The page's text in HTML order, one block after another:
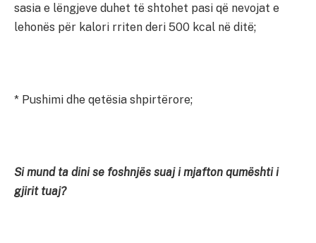
sasia e lëngjeve duhet të shtohet pasi që nevojat e
lehonës për kalori rriten deri 500 kcal në ditë;
* Pushimi dhe qetësia shpirtërore;
Si mund ta dini se foshnjës suaj i mjafton qumështi i
gjirit tuaj?